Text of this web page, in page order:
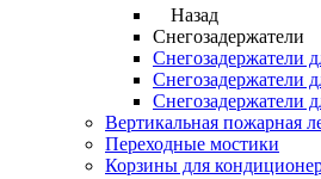
Назад
Снегозадержатели
Снегозадержатели
Снегозадержатели
Снегозадержатели
Вертикальная пожарная
Переходные мостики
Корзины для